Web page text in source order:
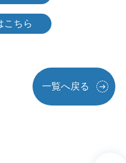
こちら
一覧へ戻る